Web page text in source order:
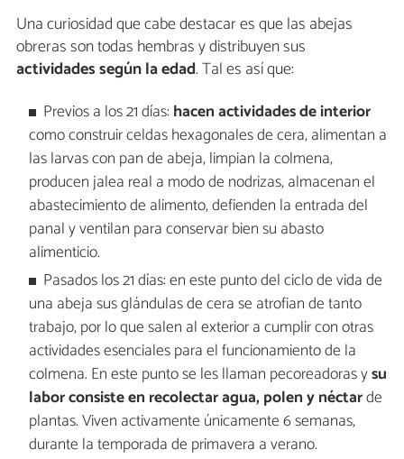
Una curiosidad que cabe destacar es que las abejas
obreras son todas hembras y distribuyen sus
actividades según la edad. Tal es así que:
Previos a los 21 días: hacen actividades de interior
como construir celdas hexagonales de cera, alimentan a
las larvas con pan de abeja, limpian la colmena,
producen jalea real a modo de nodrizas, almacenan el
abastecimiento de alimento, defienden la entrada del
panal y ventilan para conservar bien su abasto
alimenticio.
Pasados los 21 días: en este punto del ciclo de vida de
una abeja sus glándulas de cera se atrofian de tanto
trabajo, por lo que salen al exterior a cumplir con otras
actividades esenciales para el funcionamiento de la
colmena. En este punto se les llaman pecoreadoras ysu
labor consiste en recolectar agua, polen y néctarde
plantas. Viven activamente únicamente 6 semanas,
durante la temporada de primavera a verano.